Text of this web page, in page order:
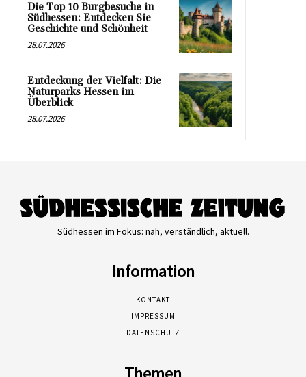
Die Top 10 Burgbesuche in
Südhessen: Entdecken Sie
Geschichte und Schönheit
28.07.2026
Entdeckung der Vielfalt: Die
Naturparks Hessen im
Überblick
28.07.2026
Südhessen im Fokus: nah, verständlich, aktuell.
Information
KONTAKT
IMPRESSUM
DATENSCHUTZ